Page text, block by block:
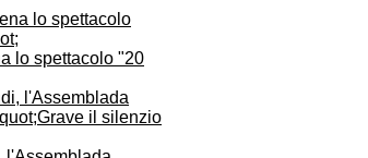
lo spettacolo "20